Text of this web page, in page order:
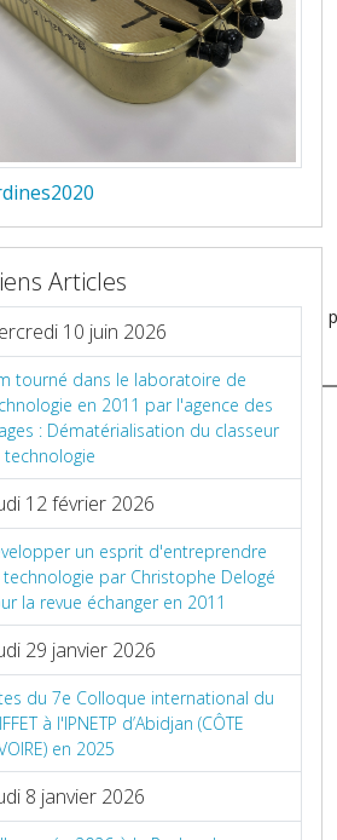
Articles
10 juin 2026
tourné dans le laboratoire de
en 2011 par l'agence des
: Dématérialisation du classeur
technologie
12 février 2026
un esprit d'entreprendre
technologie par Christophe Delogé
la revue échanger en 2011
29 janvier 2026
du 7e Colloque international du
à l'IPNETP d’Abidjan (CÔTE
en 2025
8 janvier 2026